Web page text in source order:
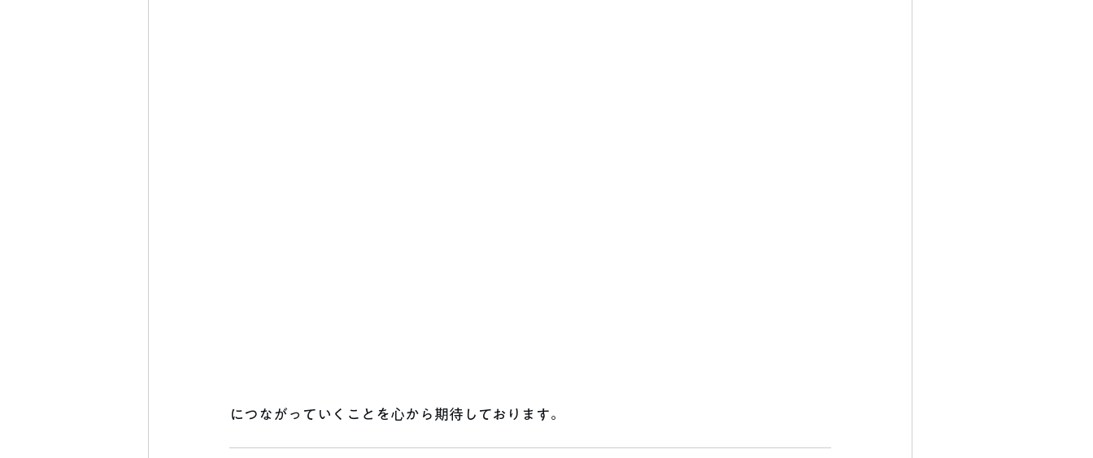
につながっていくことを心から期待しております。